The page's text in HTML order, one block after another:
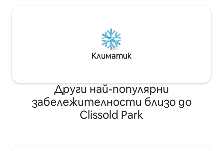
Климатик
Други най-популярни
забележителности близо до
Clissold Park